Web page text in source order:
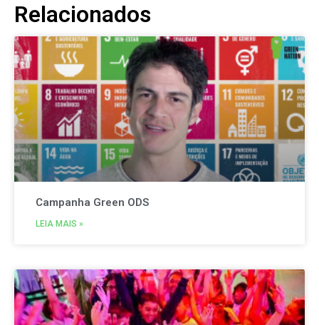
Relacionados
Campanha Green ODS
LEIA MAIS »